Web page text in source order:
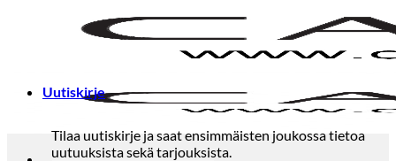
Uutiskirje
Tilaa uutiskirje ja saat ensimmäisten joukossa tietoa
uutuuksista sekä tarjouksista.